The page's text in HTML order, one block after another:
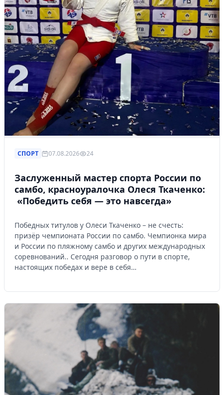
СПОРТ 07.08.2026 24
Заслуженный мастер спорта России по
самбо, красноуралочка Олеся Ткаченко:
«Победить себя — это навсегда»
Победных титулов у Олеси Ткаченко – не счесть:
призёр чемпионата России по самбо. Чемпионка мира
и России по пляжному самбо и других международных
соревнований.. Сегодня разговор о пути в спорте,
настоящих победах и вере в себя…